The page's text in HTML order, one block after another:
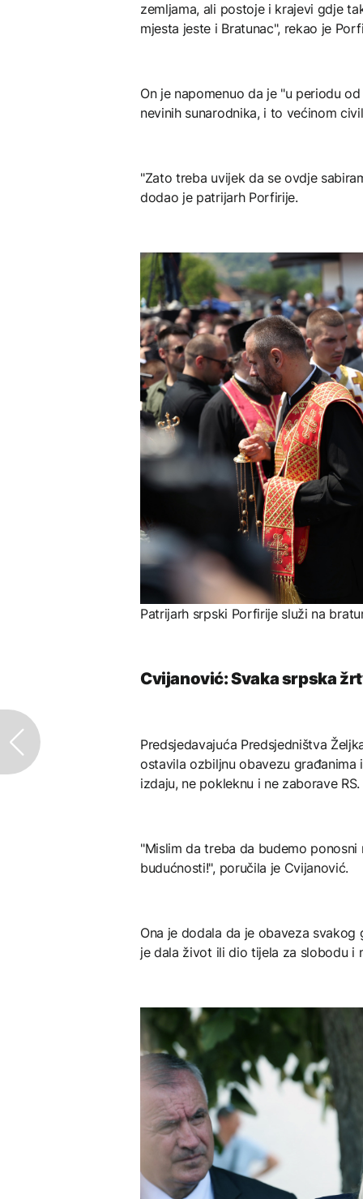
zemljama, ali postoje i krajevi gdje
mjesta jeste i Bratunac", rekao je
On je napomenuo da je "u periodu
nevinih sunarodnika, i to većinom
"Zato treba uvijek da se ovdje
dodao je patrijarh Porfirije.
Patrijarh srpski Porfirije služi na
Cvijanović: Svaka srpska
Predsjedavajuća Predsjedništva
ostavila ozbiljnu obavezu građanima
izdaju, ne pokleknu i ne zaborave RS.
"Mislim da treba da budemo
budućnosti!", poručila je Cvijanović.
Ona je dodala da je obaveza
je dala život ili dio tijela za slobodu i